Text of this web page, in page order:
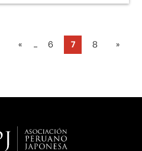
« ... 6 7 8 »